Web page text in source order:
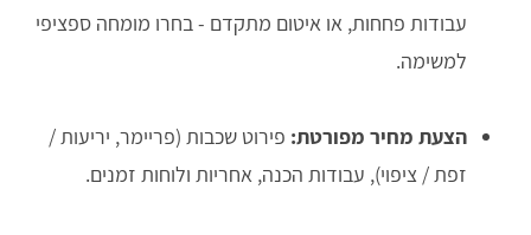
עבודות פחחות, או איטום מתקדם - בחרו מומחה ספציפי
למשימה.
הצעת מחיר מפורטת: פירוט שכבות (פריימר, יריעות /
זפת / ציפוי), עבודות הכנה, אחריות ולוחות זמנים.